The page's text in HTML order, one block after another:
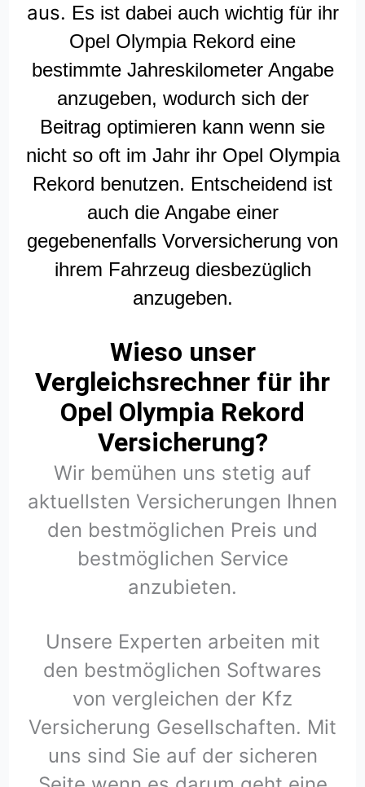
aus. Es ist dabei auch wichtig für ihr
Opel Olympia Rekord eine
bestimmte Jahreskilometer Angabe
anzugeben, wodurch sich der
Beitrag optimieren kann wenn sie
nicht so oft im Jahr ihr Opel Olympia
Rekord benutzen. Entscheidend ist
auch die Angabe einer
gegebenenfalls Vorversicherung von
ihrem Fahrzeug diesbezüglich
anzugeben.
Wieso unser
Vergleichsrechner für ihr
Opel Olympia Rekord
Versicherung?
Wir bemühen uns stetig auf
aktuellsten Versicherungen Ihnen
den bestmöglichen Preis und
bestmöglichen Service
anzubieten.
Unsere Experten arbeiten mit
den bestmöglichen Softwares
von vergleichen der Kfz
Versicherung Gesellschaften. Mit
uns sind Sie auf der sicheren